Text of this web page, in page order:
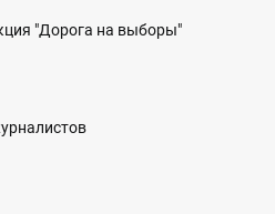
"Дорога на выборы"